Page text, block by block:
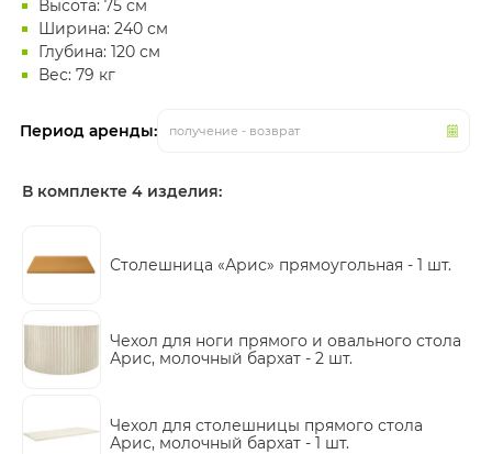
Высота: 75 см
Ширина: 240 см
Глубина: 120 см
Вес: 79 кг
Период аренды: получение - возврат
В комплекте 4 изделия:
Столешница «Арис» прямоугольная - 1 шт.
Чехол для ноги прямого и овального стола
Арис, молочный бархат - 2 шт.
Чехол для столешницы прямого стола
Арис, молочный бархат - 1 шт.